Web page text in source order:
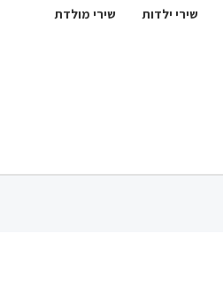
שירי ילדות שירי מולדת